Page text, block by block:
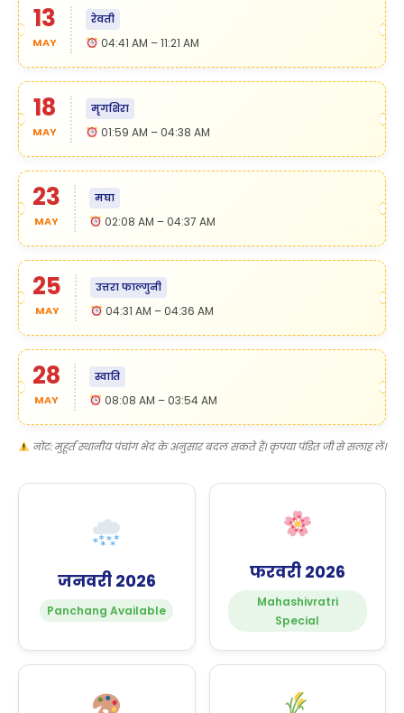
13
MAY
रेवती
04:41 AM – 11:21 AM
18
MAY
मृगशिरा
01:59 AM – 04:38 AM
23
MAY
मघा
02:08 AM – 04:37 AM
25
MAY
उत्तरा फाल्गुनी
04:31 AM – 04:36 AM
28
MAY
स्वाति
08:08 AM – 03:54 AM
नोट: मुहूर्त स्थानीय पंचांग भेद के अनुसार बदल सकते हैं। कृपया पंडित जी से सलाह लें।
जनवरी 2026
Panchang Available
फरवरी 2026
Mahashivratri
Special